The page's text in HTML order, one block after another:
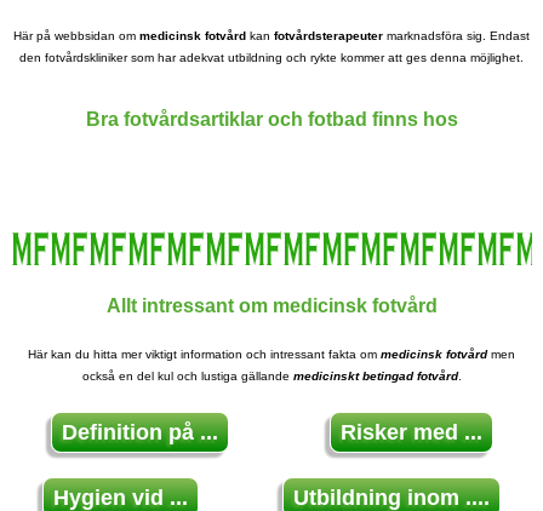
Här på webbsidan om medicinsk fotvård kan fotvårdsterapeuter marknadsföra sig. Endast
den fotvårdskliniker som har adekvat utbildning och rykte kommer att ges denna möjlighet.
Bra fotvårdsartiklar och fotbad finns hos
Allt intressant om medicinsk fotvård
Här kan du hitta mer viktigt information och intressant fakta om medicinsk fotvårdmen
också en del kul och lustiga gällande medicinskt betingad fotvård.
Definition på ... Risker med ...
Hygien vid ... Utbildning inom ....